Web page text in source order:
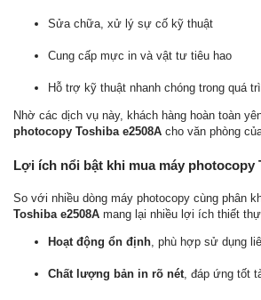
Sửa chữa, xử lý sự cố kỹ thuật
Cung cấp mực in và vật tư tiêu hao
Hỗ trợ kỹ thuật nhanh chóng trong quá
Nhờ các dịch vụ này, khách hàng hoàn toàn
photocopy Toshiba e2508A cho văn phòng
Lợi ích nổi bật khi mua máy photocopy
So với nhiều dòng máy photocopy cùng phân
Toshiba e2508A mang lại nhiều lợi ích thiết
Hoạt động ổn định, phù hợp sử dụng
Chất lượng bản in rõ nét, đáp ứng tốt